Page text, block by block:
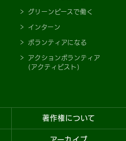
グリーンピースで働く
インターン
ボランティアになる
アクションボランティア
(アクティビスト)
著作権について
アーカイブ